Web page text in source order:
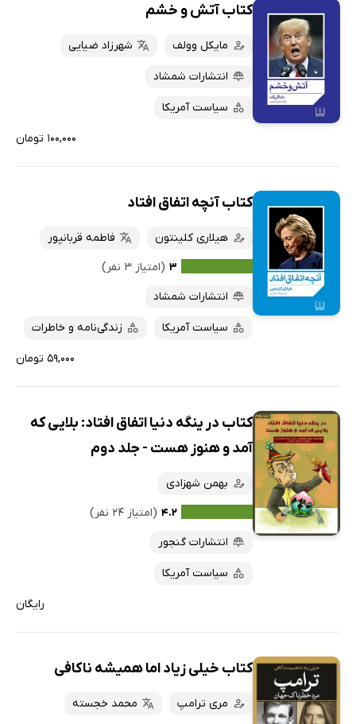
کتاب آتش و خشم
مایکل وولف شهرزاد ضیایی
انتشارات شمشاد
سیاست آمریکا
۱۰۰,۰۰۰ تومان
کتاب آنچه اتفاق افتاد
هیلاری کلینتون
فاطمه قربانپور
۳ (امتیاز ۳ نفر)
انتشارات شمشاد
سیاست آمریکا زندگی‌نامه و خاطرات
۵۹,۰۰۰ تومان
کتاب در ینگه دنیا اتفاق افتاد: بلایی که
آمد و هنوز هست - جلد دوم
بهمن شهزادی
۴.۲ (امتیاز ۲۴ نفر)
انتشارات گنجور
سیاست آمریکا
رایگان
کتاب خیلی زیاد اما همیشه ناکافی
مری ترامپ
محمد خجسته